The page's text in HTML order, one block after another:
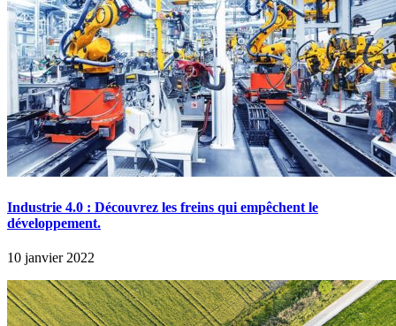
Industrie 4.0 : Découvrez les freins qui empêchent le
développement.
10 janvier 2022